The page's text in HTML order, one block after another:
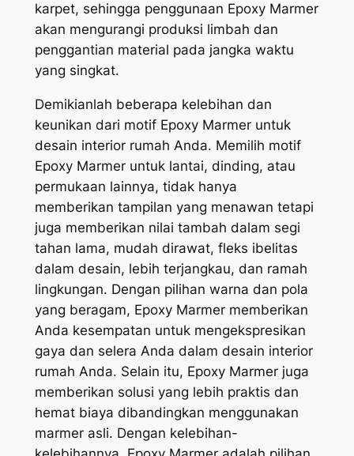
karpet, sehingga penggunaan Epoxy Marmer
akan mengurangi produksi limbah dan
penggantian material pada jangka waktu
yang singkat.
Demikianlah beberapa kelebihan dan
keunikan dari motif Epoxy Marmer untuk
desain interior rumah Anda. Memilih motif
Epoxy Marmer untuk lantai, dinding, atau
permukaan lainnya, tidak hanya
memberikan tampilan yang menawan tetapi
juga memberikan nilai tambah dalam segi
tahan lama, mudah dirawat, fleks ibelitas
dalam desain, lebih terjangkau, dan ramah
lingkungan. Dengan pilihan warna dan pola
yang beragam, Epoxy Marmer memberikan
Anda kesempatan untuk mengekspresikan
gaya dan selera Anda dalam desain interior
rumah Anda. Selain itu, Epoxy Marmer juga
memberikan solusi yang lebih praktis dan
hemat biaya dibandingkan menggunakan
marmer asli. Dengan kelebihan-